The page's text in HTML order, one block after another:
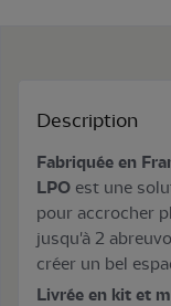
Description
Fabriquée en
LPO est une
pour accrocher
jusqu'à 2
créer un bel
Livrée en kit et